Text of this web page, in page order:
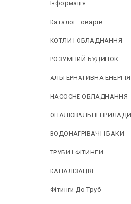
Інформація
Каталог Товарів
КОТЛИ І ОБЛАДНАННЯ
РОЗУМНИЙ БУДИНОК
АЛЬТЕРНАТИВНА ЕНЕРГІЯ
НAСОСНЕ ОБЛАДНАННЯ
ОПАЛЮВАЛЬНІ ПРИЛАДИ
ВОДОНАГРІВАЧІ І БАКИ
ТРУБИ І ФІТИНГИ
КАНАЛІЗАЦІЯ
Фітинги До Труб